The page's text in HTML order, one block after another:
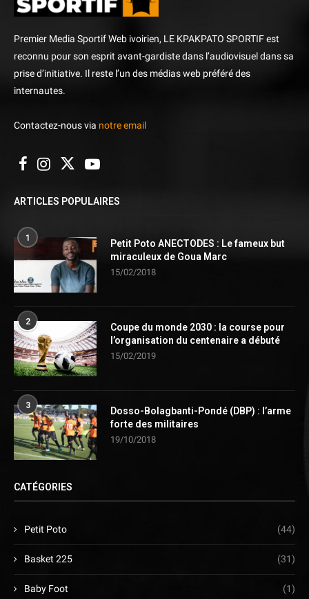
Premier Media Sportif Web ivoirien, LE KPAKPATO SPORTIF est
reconnu pour son esprit avant-gardiste dans l’audiovisuel dans sa
prise d’initiative. Il reste l’un des médias web préféré des
internautes.
Contactez-nous via notre email
ARTICLES POPULAIRES
1
Petit Poto ANECTODES : Le fameux but
miraculeux de Goua Marc
15/02/2018
2
Coupe du monde 2030 : la course pour
l’organisation du centenaire a débuté
15/02/2019
3
Dosso-Bolagbanti-Pondé (DBP) : l’arme
forte des militaires
19/10/2018
CATÉGORIES
Petit Poto (44)
Basket 225 (31)
Baby Foot (1)